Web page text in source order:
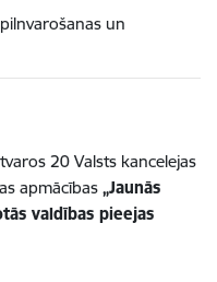
un
20 Valsts kancelejas
apmācības „Jaunās
valdības pieejas